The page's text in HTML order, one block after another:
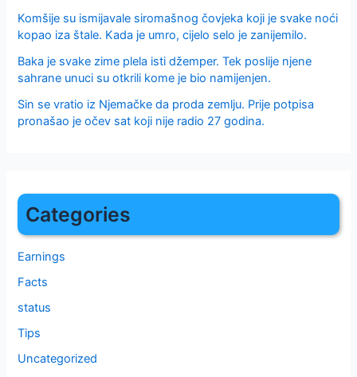
Komšije su ismijavale siromašnog čovjeka koji je svake noći
kopao iza štale. Kada je umro, cijelo selo je zanijemilo.
Baka je svake zime plela isti džemper. Tek poslije njene
sahrane unuci su otkrili kome je bio namijenjen.
Sin se vratio iz Njemačke da proda zemlju. Prije potpisa
pronašao je očev sat koji nije radio 27 godina.
Categories
Earnings
Facts
status
Tips
Uncategorized